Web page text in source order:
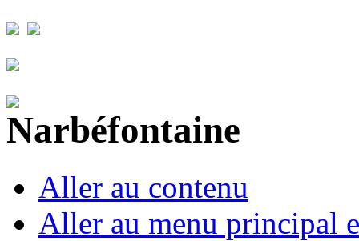
Aller au contenu
Aller au menu principal